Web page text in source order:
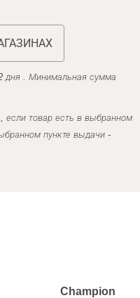
дня . Минимальная сумма
товар есть в выбранном
пункте выдачи -
Champion